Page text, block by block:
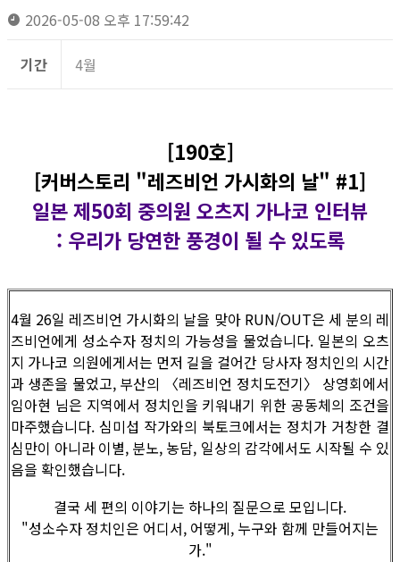
2026-05-08 오후 17:59:42
기간 4월
[190호]
[커버스토리 "레즈비언 가시화의 날" #1]
일본 제50회 중의원 오츠지 가나코 인터뷰
: 우리가 당연한 풍경이 될 수 있도록
4월 26일 레즈비언 가시화의 날을 맞아 RUN/OUT은 세 분의 레
즈비언에게 성소수자 정치의 가능성을 물었습니다. 일본의 오츠
지 가나코 의원에게서는 먼저 길을 걸어간 당사자 정치인의 시간
과 생존을 물었고, 부산의 〈레즈비언 정치도전기〉 상영회에서
임아현 님은 지역에서 정치인을 키워내기 위한 공동체의 조건을
마주했습니다. 심미섭 작가와의 북토크에서는 정치가 거창한 결
심만이 아니라 이별, 분노, 농담, 일상의 감각에서도 시작될 수 있
음을 확인했습니다.
결국 세 편의 이야기는 하나의 질문으로 모입니다.
"성소수자 정치인은 어디서, 어떻게, 누구와 함께 만들어지는
가."